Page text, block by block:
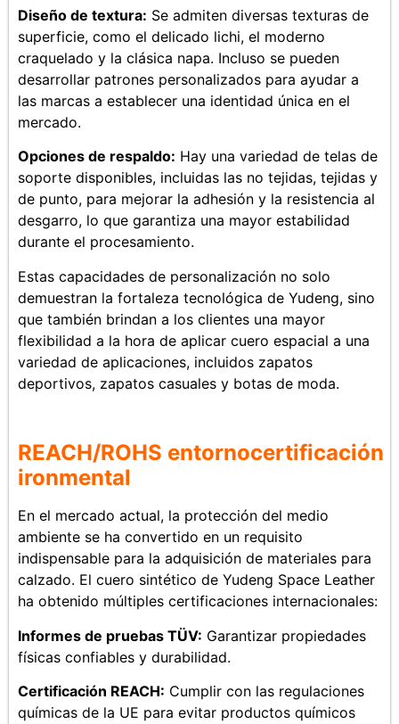
Diseño de textura: Se admiten diversas texturas de
superficie, como el delicado lichi, el moderno
craquelado y la clásica napa. Incluso se pueden
desarrollar patrones personalizados para ayudar a
las marcas a establecer una identidad única en el
mercado.
Opciones de respaldo: Hay una variedad de telas de
soporte disponibles, incluidas las no tejidas, tejidas y
de punto, para mejorar la adhesión y la resistencia al
desgarro, lo que garantiza una mayor estabilidad
durante el procesamiento.
Estas capacidades de personalización no solo
demuestran la fortaleza tecnológica de Yudeng, sino
que también brindan a los clientes una mayor
flexibilidad a la hora de aplicar cuero espacial a una
variedad de aplicaciones, incluidos zapatos
deportivos, zapatos casuales y botas de moda.
REACH/ROHS entornocertificación
ironmental
En el mercado actual, la protección del medio
ambiente se ha convertido en un requisito
indispensable para la adquisición de materiales para
calzado. El cuero sintético de Yudeng Space Leather
ha obtenido múltiples certificaciones internacionales:
Informes de pruebas TÜV: Garantizar propiedades
físicas confiables y durabilidad.
Certificación REACH: Cumplir con las regulaciones
químicas de la UE para evitar productos químicos